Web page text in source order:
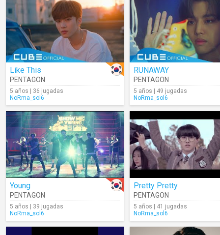
Like This
PENTAGON
5 años | 36 jugadas
NoRma_sol6
RUNAWAY
PENTAGON
5 años | 49 jugadas
NoRma_sol6
Young
PENTAGON
5 años | 39 jugadas
NoRma_sol6
Pretty Pretty
PENTAGON
5 años | 41 jugadas
NoRma_sol6